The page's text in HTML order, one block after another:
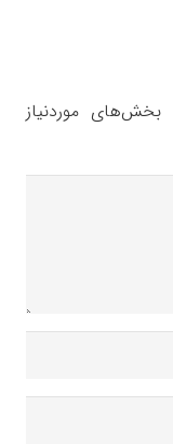
بخش‌های موردنیاز